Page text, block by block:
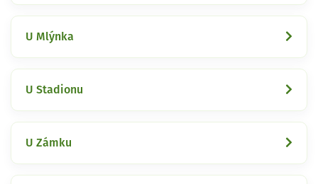
U Mlýnka
U Stadionu
U Zámku